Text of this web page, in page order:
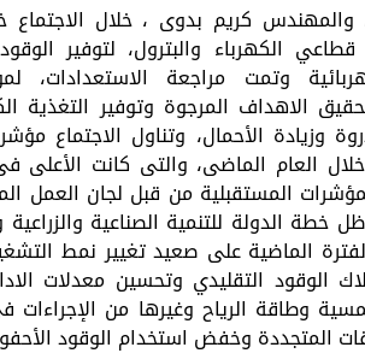
كريم بدوى ، خلال الاجتماع
الكهرباء والبترول، لتوفير
وتمت مراجعة الاستعدادات،
الاهداف المرجوة وتوفير التغذية
وزيادة الأحمال، وتناول الاجتماع
العام الماضى، والتى كانت الأعلى
المستقبلية من قبل لجان العمل
الدولة للتنمية الصناعية والزراعية
الماضية على صعيد تغيير نمط
الوقود التقليدي وتحسين معدلات
وطاقة الرياح وغيرها من الإجراءات
المتجددة وخفض استخدام الوقود